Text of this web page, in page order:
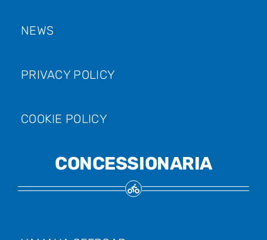
NEWS
PRIVACY POLICY
COOKIE POLICY
CONCESSIONARIA